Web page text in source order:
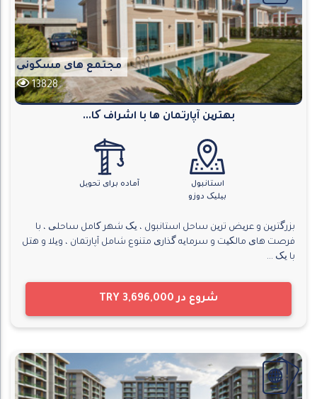
مجتمع های مسکونی
13828
بهترین آپارتمان ها با اشراف کا...
استانبول
بیلیک دوزو
آماده برای تحویل
بزرگترین و عریض ترین ساحل استانبول ، یک شهر کامل ساحلی ، با
فرصت های مالکیت و سرمایه گذاری متنوع شامل آپارتمان ، ویلا و هتل
با یک ...
شروع در TRY 3,696,000